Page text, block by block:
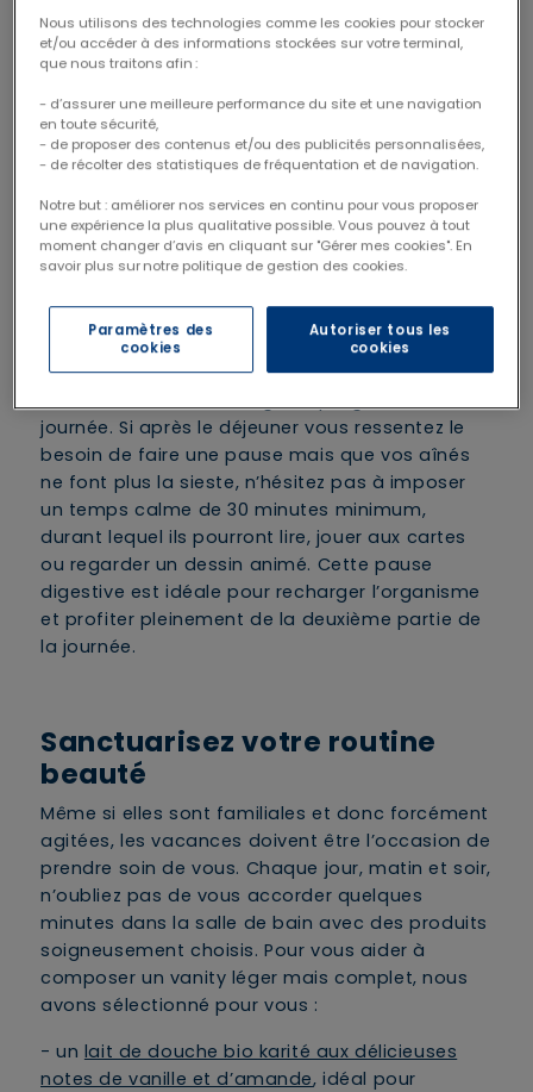
bon pour faire un break en cuisine et s’épargner
quelques jours de charge mentale pour
organiser les repas midi et soir. D’autant que
l’abondance de fruits dont raffole toute la
famille (abricots, cerises, tomates et autres
melons) permet de ne pas faire l’impasse sur
les apports en fibres et en vitamines !
Imposez un temps calme en
début d’après-midi
Après une année chargée, l’heure est venue de
casser le rythme et d’écouter votre corps.
journée. Si après le déjeuner vous ressentez le
besoin de faire une pause mais que vos aînés
ne font plus la sieste, n’hésitez pas à imposer
un temps calme de 30 minutes minimum,
durant lequel ils pourront lire, jouer aux cartes
ou regarder un dessin animé. Cette pause
digestive est idéale pour recharger l’organisme
et profiter pleinement de la deuxième partie de
la journée.
Sanctuarisez votre routine
beauté
Même si elles sont familiales et donc forcément
agitées, les vacances doivent être l’occasion de
prendre soin de vous. Chaque jour, matin et soir,
n’oubliez pas de vous accorder quelques
minutes dans la salle de bain avec des produits
soigneusement choisis. Pour vous aider à
composer un vanity léger mais complet, nous
avons sélectionné pour vous :
- un lait de douche bio karité aux délicieuses
notes de vanille et d’amande, idéal pour
Nous utilisons des technologies comme les cookies pour stocker
et/ou accéder à des informations stockées sur votre terminal,
que nous traitons afin :
- d’assurer une meilleure performance du site et une navigation
en toute sécurité,
- de proposer des contenus et/ou des publicités personnalisées,
- de récolter des statistiques de fréquentation et de navigation.
Notre but : améliorer nos services en continu pour vous proposer
une expérience la plus qualitative possible. Vous pouvez à tout
moment changer d’avis en cliquant sur "Gérer mes cookies". En
savoir plus sur notre politique de gestion des cookies.
Paramètres des
cookies
Autoriser tous les
cookies